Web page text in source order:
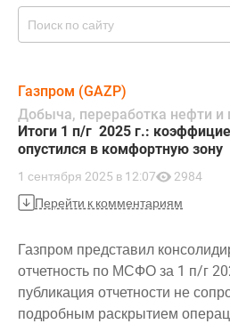
Газпром (GAZP)
Добыча, переработка нефти и
Итоги 1 п/г 2025 г.:
опустился в комфортную зону
1 сентября 2025 в 12:07
2984
Перейти к комментариям
Газпром представил
отчетность по МСФО за 1 п/г
публикация отчетности не
подробным раскрытием